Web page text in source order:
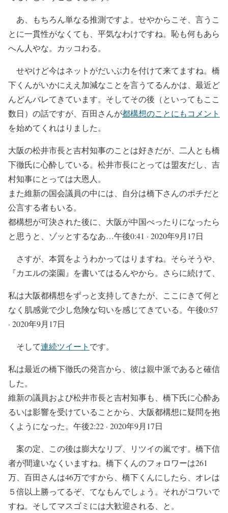
あ、もちろん単なる推測ですよ。せやからこそ、言うこ
とに一貫性がなくても、平気なわけですね。恥も何もあら
へん人やな。カッコわる。
せやけど今はネットがだいぶ力を付けて来てますね。橋
下くんがいかにええ加減なことを言うてるんかは、最近ど
んどんバレてきています。そしてその後（といってもここ
数日）の話ですが、百田さんが都構想のことにもコメント
を始めてくれはりました。
大阪の松井市長と吉村知事のことは好きだが、二人とも橋
下徹氏に心酔している。松井市長にとっては盟友だし、吉
村知事にとっては大恩人。
また維新の国会議員の中には、自分は橋下さんのポチだと
公言する者もいる。
都構想が可決された後に、大阪が中国べったりになったら
と思うと、ゾッとするなあ…午後0:41 · 2020年9月17日
さすが、本質をようわかってはりますね。そらそうや、
『カエルの楽園』を書いてはるんやから。さらに続けて、
私は大阪都構想をずっと支持してきたが、ここにきて何と
なく肌感覚で少し危険な匂いを感じてきている。午後0:57
· 2020年9月17日
そして連続ツイート です。
私は最近の橋下徹氏の発言から、彼は親中派であると確信
した。
維新の議員および松井市長と吉村知事も、橋下氏に心酔あ
るいは影響を受けていることから、大阪都構想に疑問を抱
くようになった。午後2:22 · 2020年9月17日
案の定、この後は膨大なリプ、リツイの嵐です。橋下信
者が間違いなくいますね。橋下くんのフォロワーは261
万、百田さんは46万ですから、橋下くんにしたら、オレは
５倍以上勝ってるぞ、てなもんでしょう。それがコワいで
すね。そしてマスゴミには大歓迎される、と。